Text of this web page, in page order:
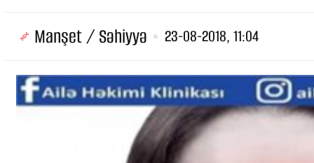
Manşet / Səhiyyə 23-08-2018, 11:04